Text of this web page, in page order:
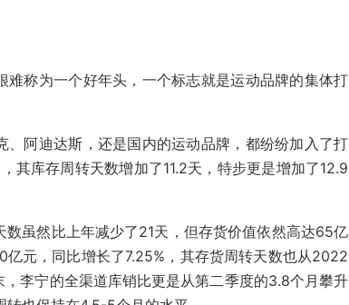
称为一个好年头，一个标志就是运动品牌的集体打
阿迪达斯，还是国内的运动品牌，都纷纷加入了打
其库存周转天数增加了11.2天，特步更是增加了12.9
虽然比上年减少了21天，但存货价值依然高达65亿
元，同比增长了7.25%，其存货周转天数也从2022
李宁的全渠道库销比更是从第二季度的3.8个月攀升